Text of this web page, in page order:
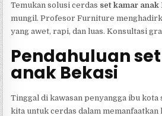
Temukan solusi cerdas set kamar anak
mungil. Profesor Furniture
yang awet, rapi, dan luas. Konsultasi
Pendahuluan
anak Bekasi
Tinggal di kawasan penyangga ibu
kita untuk cerdas dalam memanfaatkan